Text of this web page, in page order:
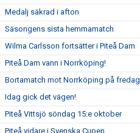
Medalj säkrad i afton
Säsongens sista hemmamatch
Wilma Carlsson fortsätter i Piteå Dam
Piteå Dam vann i Norrköping!
Bortamatch mot Norrköping på fredag
Idag gick det vägen!
Piteå Vittsjö söndag 15:e oktober
Piteå vidare i Svenska Cupen